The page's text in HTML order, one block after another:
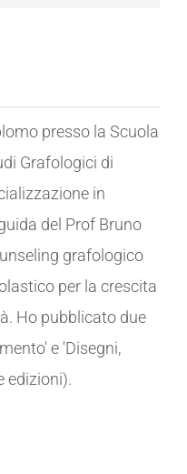
presso la Scuola
Grafologici di
in
del Prof Bruno
grafologico
per la crescita
Ho pubblicato due
e 'Disegni,
edizioni).